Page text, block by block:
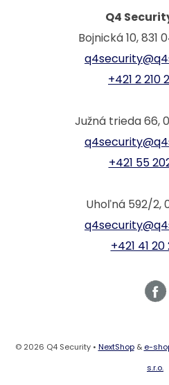
Q4
Bojnická 10, 831
+421 2 210
Južná trieda 66,
+421 55
Uhoľná 592/2,
+421 41 20
© 2026 Q4 Security • NextShop& e-
s.r.o.